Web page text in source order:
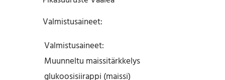
Valmistusaineet:
Valmistusaineet:
Muunneltu maissitärkkelys
glukoosisiirappi (maissi)